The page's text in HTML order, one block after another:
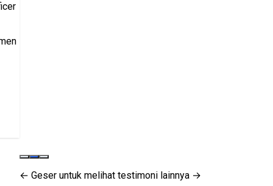
← Geser untuk melihat testimoni lainnya →